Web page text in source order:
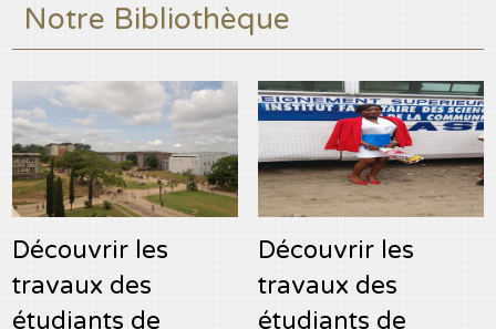
Notre Bibliothèque
Découvrir les
travaux des
étudiants de
Découvrir les
travaux des
étudiants de